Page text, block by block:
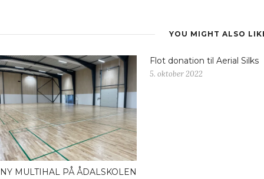
YOU MIGHT ALSO
NY MULTIHAL PÅ ÅDALSKOLEN
Flot donation til Aerial Silks
5. oktober 2022